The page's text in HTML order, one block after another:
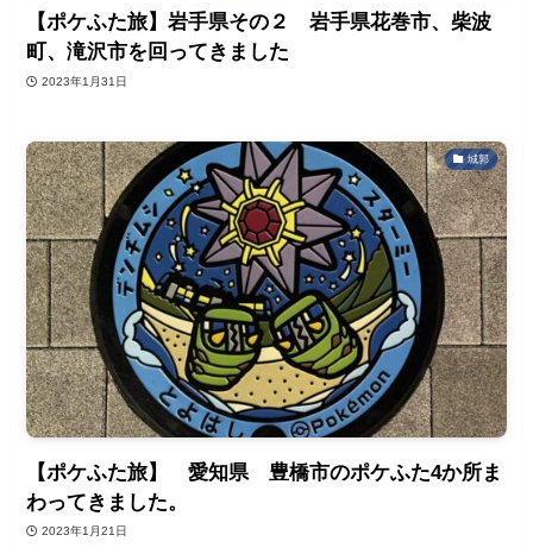
【ポケふた旅】岩手県その２ 岩手県花巻市、柴波
町、滝沢市を回ってきました
2023年1月31日
城郭
【ポケふた旅】 愛知県 豊橋市のポケふた4か所ま
わってきました。
2023年1月21日